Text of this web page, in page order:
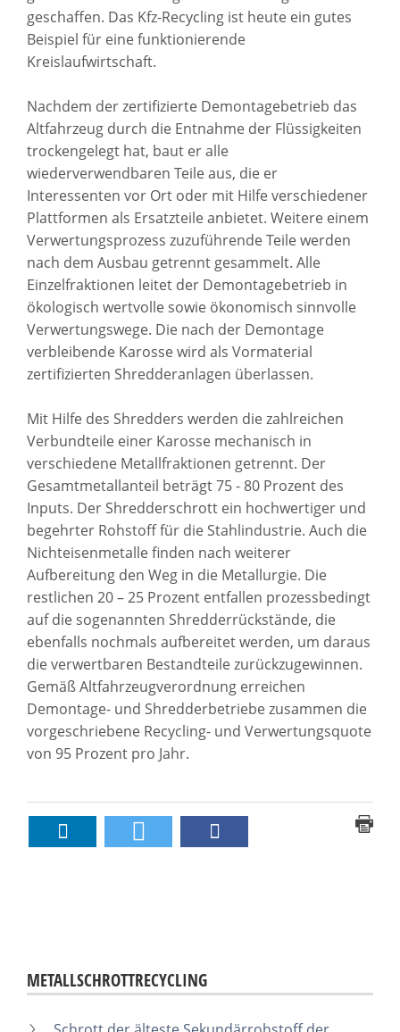
geschaffen. Das Kfz-Recycling ist heute ein gutes
Beispiel für eine funktionierende
Kreislaufwirtschaft.
Nachdem der zertifizierte Demontagebetrieb das
Altfahrzeug durch die Entnahme der Flüssigkeiten
trockengelegt hat, baut er alle
wiederverwendbaren Teile aus, die er
Interessenten vor Ort oder mit Hilfe verschiedener
Plattformen als Ersatzteile anbietet. Weitere einem
Verwertungsprozess zuzuführende Teile werden
nach dem Ausbau getrennt gesammelt. Alle
Einzelfraktionen leitet der Demontagebetrieb in
ökologisch wertvolle sowie ökonomisch sinnvolle
Verwertungswege. Die nach der Demontage
verbleibende Karosse wird als Vormaterial
zertifizierten Shredderanlagen überlassen.
Mit Hilfe des Shredders werden die zahlreichen
Verbundteile einer Karosse mechanisch in
verschiedene Metallfraktionen getrennt. Der
Gesamtmetallanteil beträgt 75 - 80 Prozent des
Inputs. Der Shredderschrott ein hochwertiger und
begehrter Rohstoff für die Stahlindustrie. Auch die
Nichteisenmetalle finden nach weiterer
Aufbereitung den Weg in die Metallurgie. Die
restlichen 20 – 25 Prozent entfallen prozessbedingt
auf die sogenannten Shredderrückstände, die
ebenfalls nochmals aufbereitet werden, um daraus
die verwertbaren Bestandteile zurückzugewinnen.
Gemäß Altfahrzeugverordnung erreichen
Demontage- und Shredderbetriebe zusammen die
vorgeschriebene Recycling- und Verwertungsquote
von 95 Prozent pro Jahr.
METALLSCHROTTRECYCLING